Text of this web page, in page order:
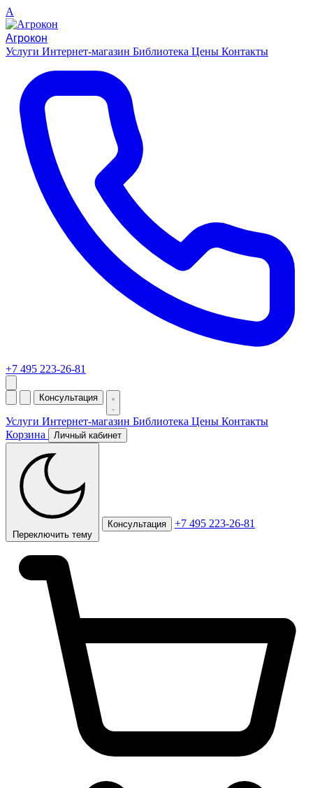
A
Агрокон
Услуги Интернет-магазин Библиотека Цены Контакты
+7 495 223-26-81
Консультация
Услуги Интернет-магазин Библиотека Цены Контакты
Корзина
Личный кабинет
Переключить тему
Консультация +7 495 223-26-81